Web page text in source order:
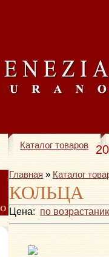
Каталог товаров
Главная » Каталог
КОЛЬЦА
Цена: по